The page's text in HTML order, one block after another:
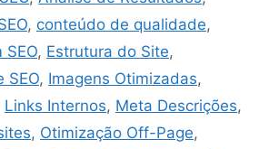
, conteúdo de qualidade,
SEO, Estrutura do Site,
SEO, Imagens Otimizadas,
Links Internos, Meta Descrições,
, Otimização Off-Page,